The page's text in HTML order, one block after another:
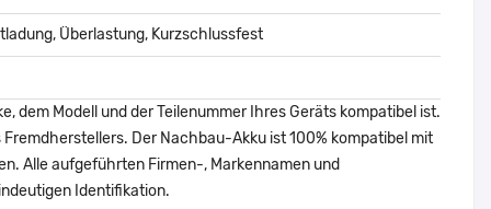
Überlastung, Kurzschlussfest
dem Modell und der Teilenummer Ihres Geräts kompatibel ist.
Der Nachbau-Akku ist 100% kompatibel mit
Alle aufgeführten Firmen-, Markennamen und
Identifikation.